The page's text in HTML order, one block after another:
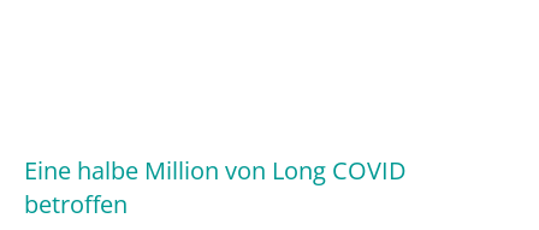
Eine halbe Million von Long COVID
betroffen